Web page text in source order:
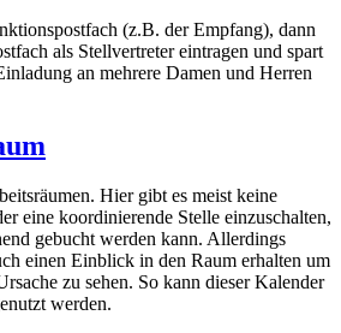
(z.B. der Empfang), dann
als Stellvertreter eintragen und spart
an mehrere Damen und Herren
Hier gibt es meist keine
eine koordinierende Stelle einzuschalten,
gebucht werden kann. Allerdings
einen Einblick in den Raum erhalten um
zu sehen. So kann dieser Kalender
werden.